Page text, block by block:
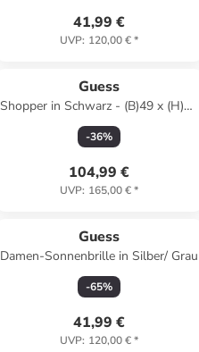
41,99 €
UVP: 120,00 €*
Guess
Shopper in Schwarz - (B)49 x (H)31
x (T)14 cm
-36%
104,99 €
UVP: 165,00 €*
Guess
Damen-Sonnenbrille in Silber/ Grau
-65%
41,99 €
UVP: 120,00 €*